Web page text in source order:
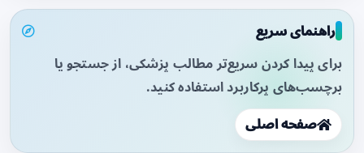
راهنمای سریع
برای پیدا کردن سریع‌تر مطالب پزشکی، از جستجو یا
برچسب‌های پرکاربرد استفاده کنید.
صفحه اصلی